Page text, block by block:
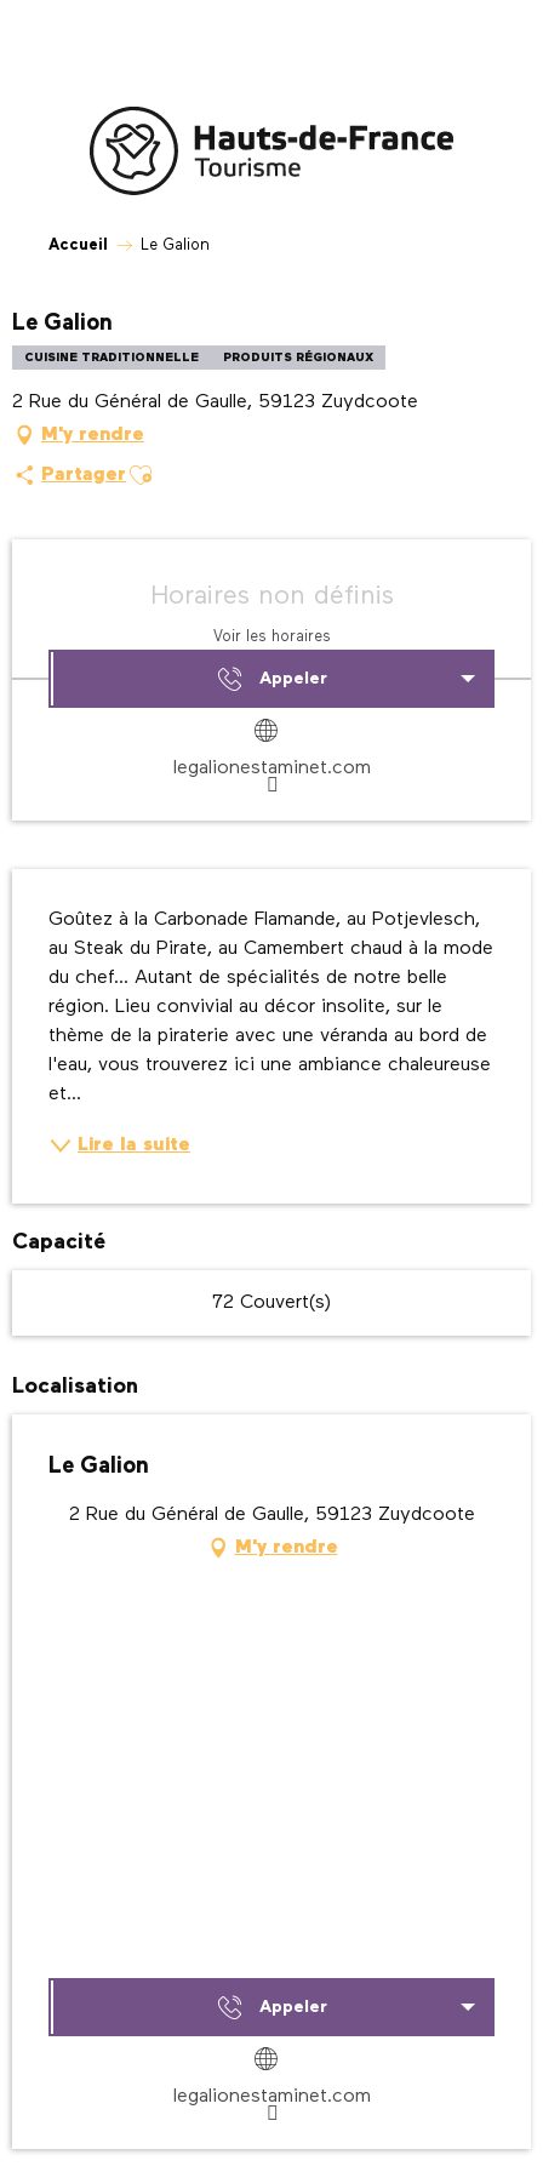
Accueil Le Galion
Le Galion
CUISINE TRADITIONNELLE PRODUITS RÉGIONAUX
2 Rue du Général de Gaulle, 59123 Zuydcoote
M'y rendre
Partager Ajouter aux favoris
Horaires non définis
Voir les horaires
Appeler
legalionestaminet.com
Goûtez à la Carbonade Flamande, au Potjevlesch,
au Steak du Pirate, au Camembert chaud à la mode
du chef... Autant de spécialités de notre belle
région. Lieu convivial au décor insolite, sur le
thème de la piraterie avec une véranda au bord de
l'eau, vous trouverez ici une ambiance chaleureuse
et...
Lire la suite
Capacité
72 Couvert(s)
Localisation
Le Galion
2 Rue du Général de Gaulle, 59123 Zuydcoote
M'y rendre
Appeler
legalionestaminet.com